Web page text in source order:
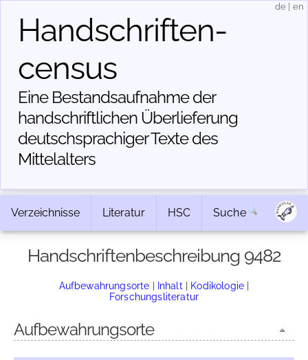
Handschriften­
census
Eine Bestandsaufnahme der
handschriftlichen Über­lieferung
deutschsprachiger Texte des
Mittelalters
de en
Verzeichnisse Literatur HSC Suche
Handschriftenbeschreibung 9482
Aufbewahrungsorte | Inhalt | Kodikologie |
Forschungsliteratur
Aufbewahrungsorte